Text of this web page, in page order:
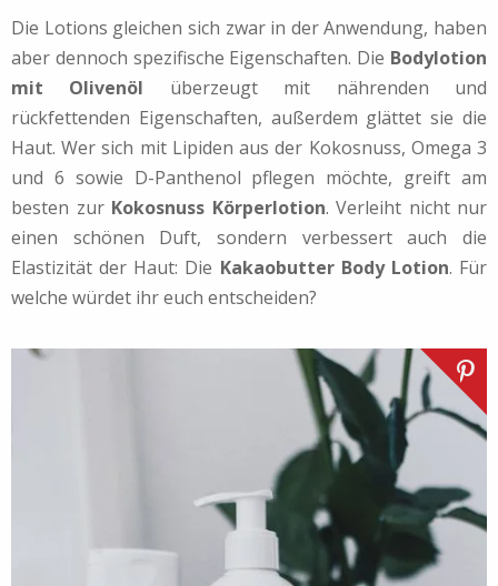
Die Lotions gleichen sich zwar in der Anwendung, haben
aber dennoch spezifische Eigenschaften. Die Bodylotion
mit Olivenöl überzeugt mit nährenden und
rückfettenden Eigenschaften, außerdem glättet sie die
Haut. Wer sich mit Lipiden aus der Kokosnuss, Omega 3
und 6 sowie D-Panthenol pflegen möchte, greift am
besten zur Kokosnuss Körperlotion. Verleiht nicht nur
einen schönen Duft, sondern verbessert auch die
Elastizität der Haut: Die Kakaobutter Body Lotion. Für
welche würdet ihr euch entscheiden?